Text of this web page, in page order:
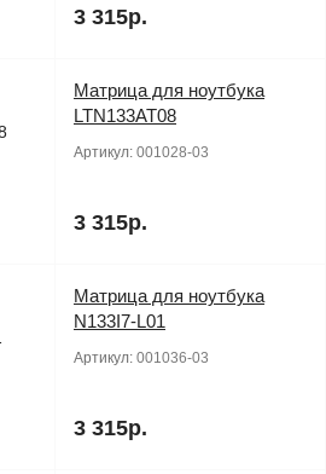
3 315р.
Матрица для ноутбука
LTN133AT08
Артикул: 001028-03
3 315р.
Матрица для ноутбука
N133I7-L01
Артикул: 001036-03
3 315р.